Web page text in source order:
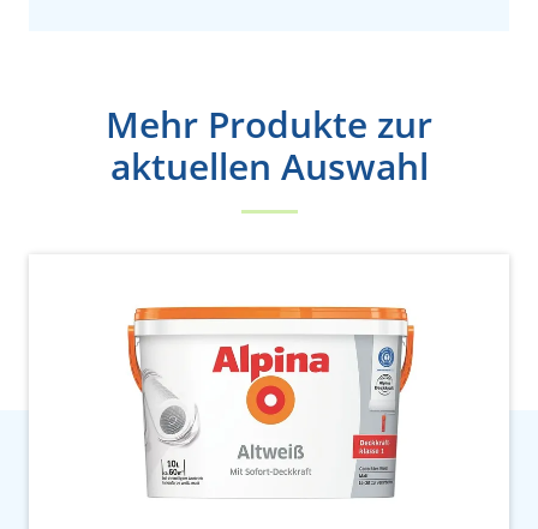
Mehr Produkte zur
aktuellen Auswahl